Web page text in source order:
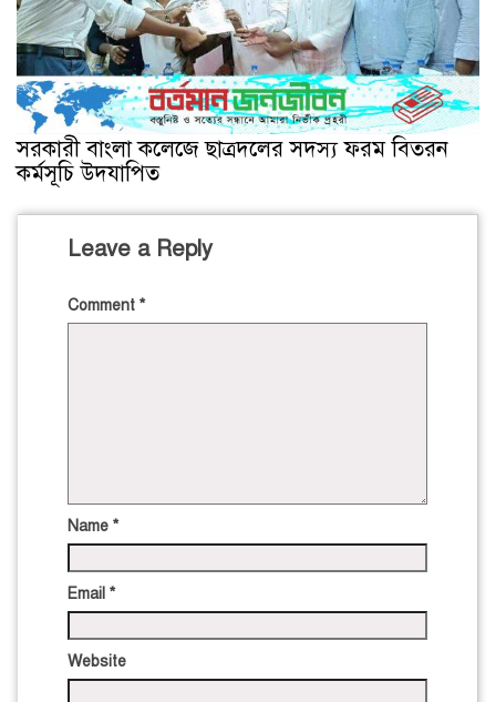
সরকারী বাংলা কলেজে ছাত্রদলের সদস্য ফরম বিতরন
কর্মসূচি উদযাপিত
Leave a Reply
Comment *
Name *
Email *
Website